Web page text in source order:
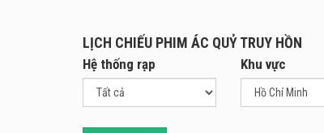
LỊCH CHIẾU PHIM ÁC QUỶ TRUY HỒN
Hệ thống rạp Khu vực